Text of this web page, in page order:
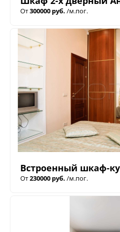
От300000 руб. /м.пог.
Встроенный шкаф-
От230000 руб. /м.пог.